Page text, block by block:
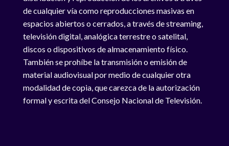
de cualquier vía como reproducciones masivas en
espacios abiertos o cerrados, a través de streaming,
televisión digital, analógica terrestre o satelital,
discos o dispositivos de almacenamiento físico.
También se prohíbe la transmisión o emisión de
material audiovisual por medio de cualquier otra
modalidad de copia, que carezca de la autorización
formal y escrita del Consejo Nacional de Televisión.